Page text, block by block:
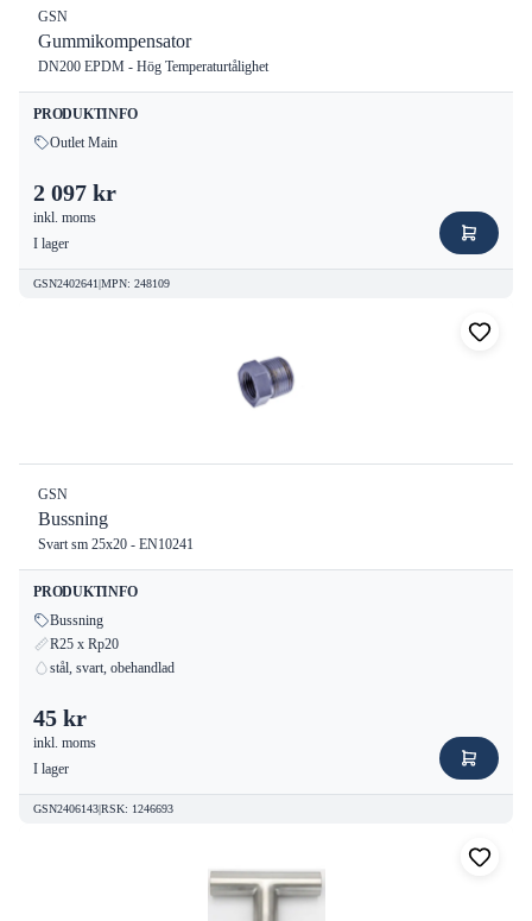
GSN
Gummikompensator
DN200 EPDM - Hög Temperaturtålighet
PRODUKTINFO
Outlet Main
2 097 kr
inkl. moms
I lager
GSN2402641|MPN: 248109
GSN
Bussning
Svart sm 25x20 - EN10241
PRODUKTINFO
Bussning
R25 x Rp20
stål, svart, obehandlad
45 kr
inkl. moms
I lager
GSN2406143|RSK: 1246693